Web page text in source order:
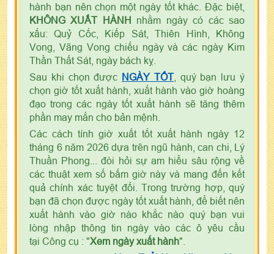
hành bạn nên chọn một ngày tốt khác. Đặc biệt,
KHÔNG XUẤT HÀNH nhằm ngày có các sao
xấu: Quỷ Cốc, Kiếp Sát, Thiên Hình, Không
Vong, Vãng Vong chiếu ngày và các ngày Kim
Thần Thất Sát, ngày bách kỵ.
Sau khi chọn được NGÀY TỐT, quý bạn lưu ý
chọn giờ tốt xuất hành, xuất hành vào giờ hoàng
đạo trong các ngày tốt xuất hành sẽ tăng thêm
phần may mắn cho bản mệnh.
Các cách tính giờ xuất tốt xuất hành ngày 12
tháng 6 năm 2026 dựa trên ngũ hành, can chi, Lý
Thuần Phong... đòi hỏi sự am hiểu sâu rộng về
các thuật xem số bấm giờ này và mang đến kết
quả chính xác tuyệt đối. Trong trường hợp, quý
bạn đã chọn được ngày tốt xuất hành, để biết nên
xuất hành vào giờ nào khắc nào quý bạn vui
lòng nhập thông tin ngày vào các ô yêu cầu
tại Công cụ : "Xem ngày xuất hành".